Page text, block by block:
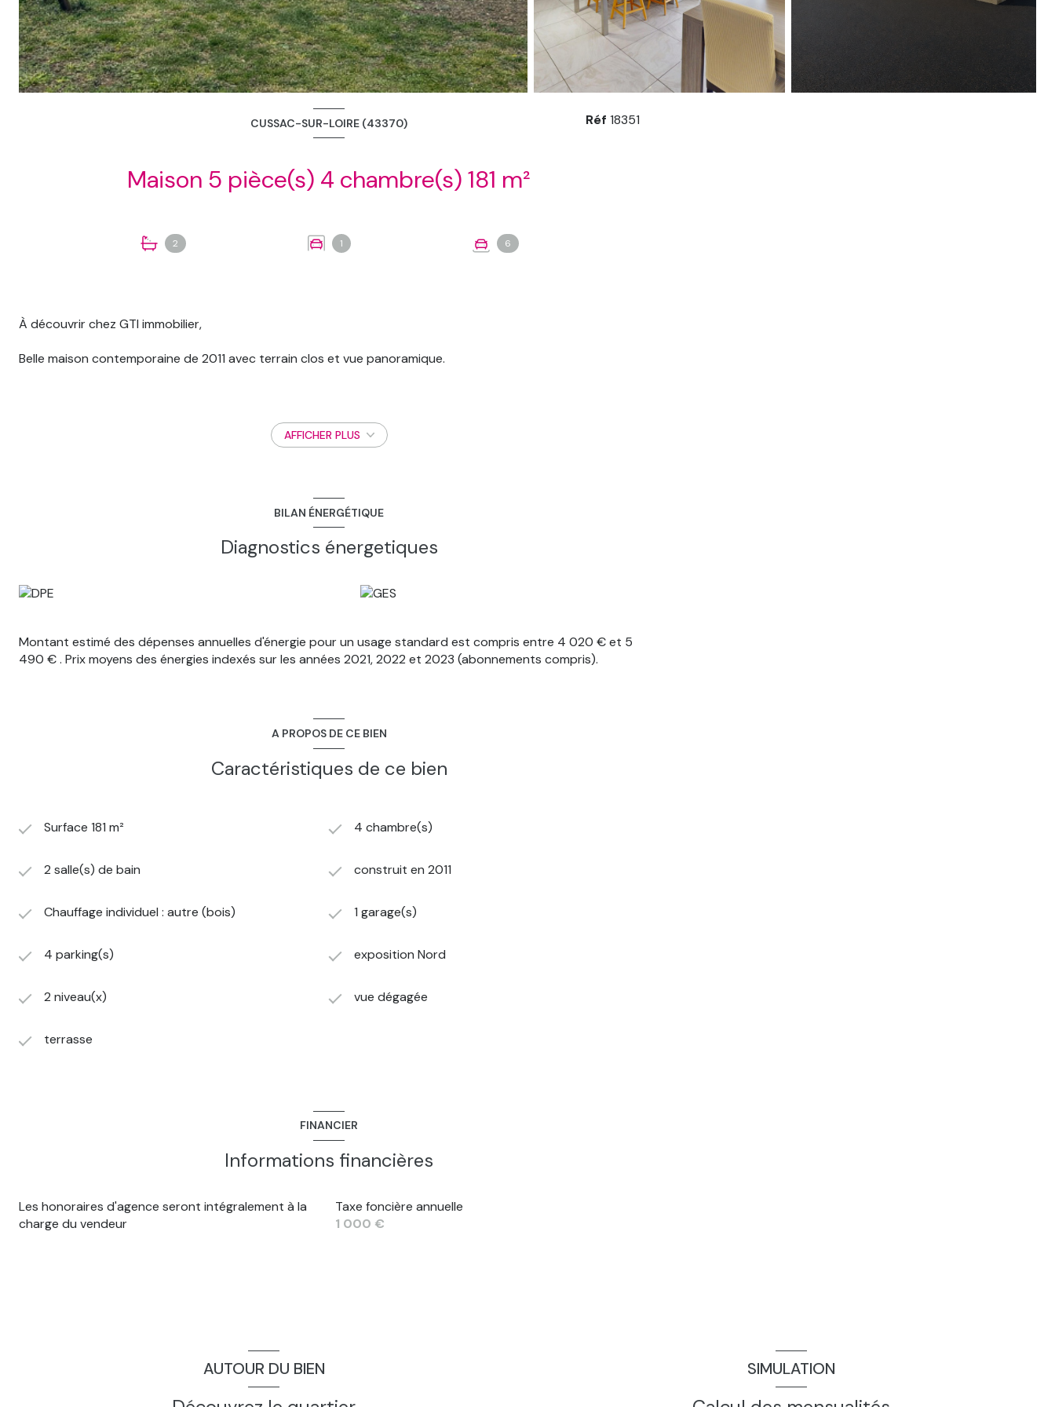
CUSSAC-SUR-LOIRE (43370)
Maison 5 pièce(s) 4 chambre(s) 181 m²
2 1 6
Réf 18351
À découvrir chez GTI immobilier,
Belle maison contemporaine de 2011 avec terrain clos et vue panoramique.
À 10 minute du centre-ville du Puy, cette maison est le compromis parfait si vous chercher un bien sans
travaux avec un style et des équipements modernes.
- Une grande pièce à vivre lumineuse ouverte sur une terrasse et cuisine ouverte
- Un WC séparé
- Une buanderie
À l'étage :
- Deux chambres
- Un local technique/local rangement avec toit terrasse
de mettre une PAC)
-Fermeture double vitrage PVC
Pour découvrir le bien, prendre contact avec GTI LE PUY
ou Christèle GENTES 06 58 79 87 26
AFFICHER PLUS
BILAN ÉNERGÉTIQUE
Diagnostics énergetiques
Montant estimé des dépenses annuelles d'énergie pour un usage standard est compris entre 4 020 € et 5
490 € . Prix moyens des énergies indexés sur les années 2021, 2022 et 2023 (abonnements compris).
A PROPOS DE CE BIEN
Caractéristiques de ce bien
Surface 181 m² 4 chambre(s)
2 salle(s) de bain construit en 2011
Chauffage individuel : autre (bois) 1 garage(s)
4 parking(s) exposition Nord
2 niveau(x) vue dégagée
terrasse
FINANCIER
Informations financières
Les honoraires d'agence seront intégralement à la
charge du vendeur
Taxe foncière annuelle
1 000 €
AUTOUR DU BIEN SIMULATION